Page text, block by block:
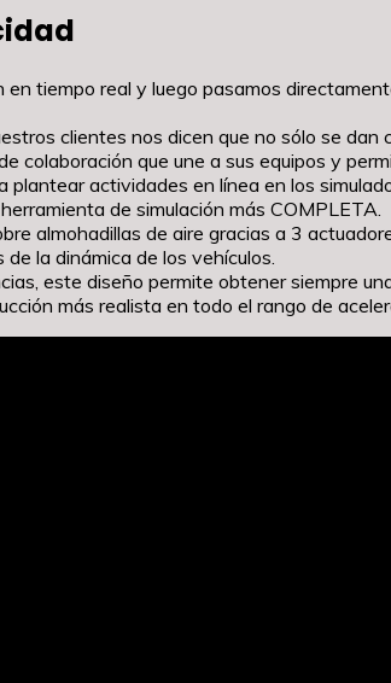
tiempo real y luego pasamos
clientes nos dicen que no sólo se
colaboración que une a sus equipos y
plantear actividades en línea en los
de simulación más COMPLETA.
almohadillas de aire gracias a 3
la dinámica de los vehículos.
este diseño permite obtener siempre
más realista en todo el rango de